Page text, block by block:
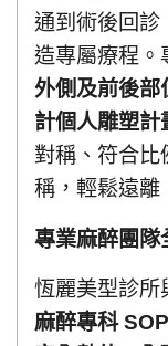
通到術後回診
造專屬療程。
外側及前後部
計個人雕塑計
對稱、符合比
稱，輕鬆遠離
專業麻醉團隊
恆麗美型診所
麻醉專科